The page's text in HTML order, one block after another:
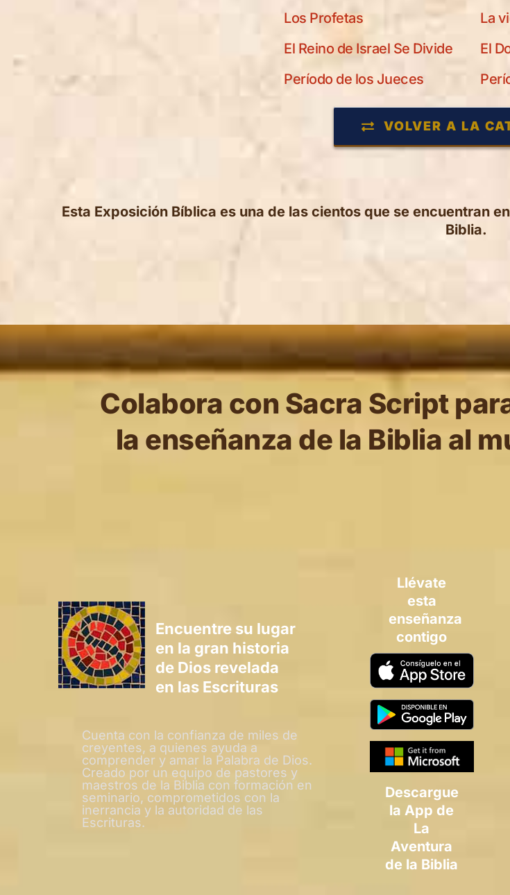
Los Profetas
La
El Reino de Israel Se Divide
El
Período de los Jueces
VOLVER A LA
Esta Exposición Bíblica es una de las cientos que se encuentran
Biblia.
Colabora con Sacra Script
la enseñanza de la Biblia al
Encuentre su lugar
en la gran historia
de Dios revelada
en las Escrituras
Cuenta con la confianza de miles de
creyentes, a quienes ayuda a
comprender y amar la Palabra de Dios.
Creado por un equipo de pastores y
maestros de la Biblia con formación en
seminario, comprometidos con la
inerrancia y la autoridad de las
Escrituras.
Llévate
esta
enseñanza
contigo
Descargue
la App de
La
Aventura
de la Biblia